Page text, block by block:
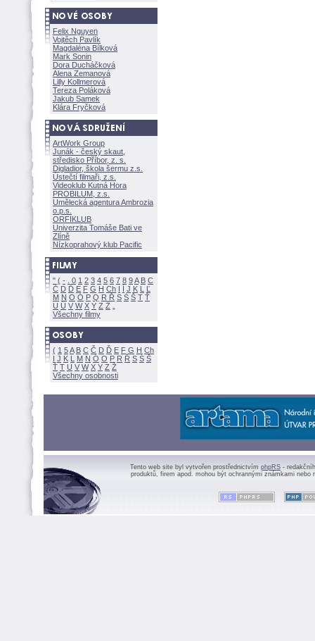
Felix Nguyen
Vojtěch Pavlík
Magdaléna Bílkov
Mark Sonin
Dora Ducháčkov
Alena Zemanov
Lilly Kollmerov
Tereza Polákov
Jakub Samek
Klára Fryčkov
ArtWork Group
Junák - český skaut,
středisko Příbor, z. s.
Digladior, škola šermu z.s.
Ústečtí filmaři, z.s.
Videoklub Kutná Hora
PROBILUM, z.s.
Umělecká agentura Ambrozia
o.p.s.
ORFIKLUB
Univerzita Tomáše Bati ve
Zlíně
Nízkoprahový klub Pacific
" ( - 0 1 2 3 4 5 6 7 8 9A B C
Č D Ď E F G H Ch I Í J K L
Ľ
M N O Ó P Q R Ř S Ś T Ť
U Ú V W X Y Z
Všechny filmy
( 1 5A B C Č D Ď E F G H Ch
I J K L M N Ó O P R Ř S Ś
Ť T U V W X Y Z
Všechny osobnosti
Tento web site byl vytvořen prostřednictvím phpRS -
produktů, firem apod. mohou být ochrannými známkami